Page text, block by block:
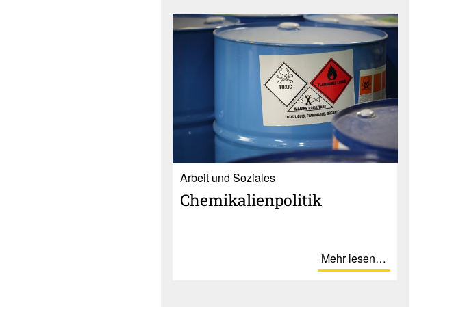
Ar­beit und So­zia­les
Chemi­ka­li­en­po­litik
Mehr lesen…